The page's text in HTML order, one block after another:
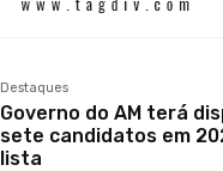
Destaques
Governo do AM terá
sete candidatos em
lista